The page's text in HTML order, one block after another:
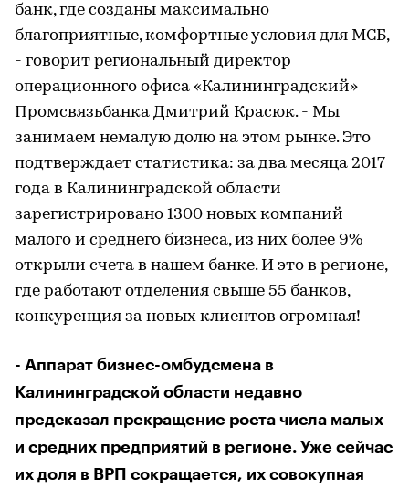
банк, где созданы максимально
благоприятные, комфортные условия для МСБ,
- говорит региональный директор
операционного офиса «Калининградский»
Промсвязьбанка Дмитрий Красюк. - Мы
занимаем немалую долю на этом рынке. Это
подтверждает статистика: за два месяца 2017
года в Калининградской области
зарегистрировано 1300 новых компаний
малого и среднего бизнеса, из них более 9%
открыли счета в нашем банке. И это в регионе,
где работают отделения свыше 55 банков,
конкуренция за новых клиентов огромная!
- Аппарат бизнес-омбудсмена в
Калининградской области недавно
предсказал прекращение роста числа малых
и средних предприятий в регионе. Уже сейчас
их доля в ВРП сокращается, их совокупная